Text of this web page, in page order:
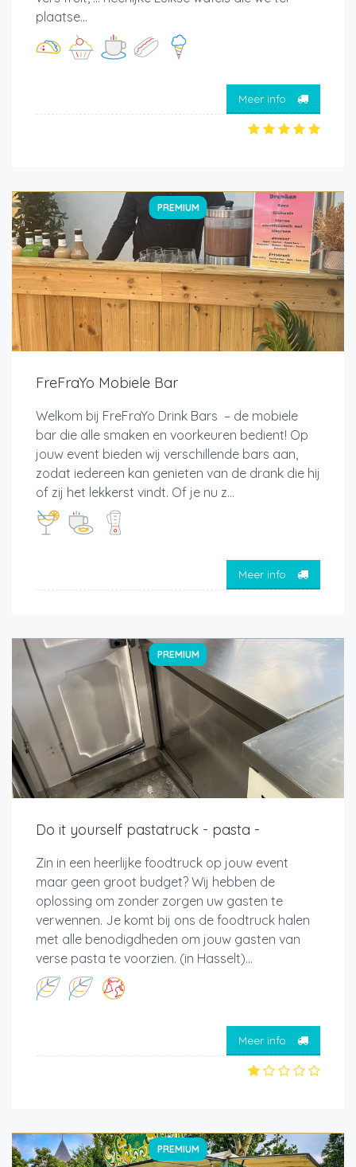
plaatse...
Meer info
PREMIUM
FreFraYo Mobiele Bar
Welkom bij FreFraYo Drink Bars – de mobiele
bar die alle smaken en voorkeuren bedient! Op
jouw event bieden wij verschillende bars aan,
zodat iedereen kan genieten van de drank die hij
of zij het lekkerst vindt. Of je nu z...
Meer info
PREMIUM
Do it yourself pastatruck - pasta -
Zin in een heerlijke foodtruck op jouw event
maar geen groot budget? Wij hebben de
oplossing om zonder zorgen uw gasten te
verwennen. Je komt bij ons de foodtruck halen
met alle benodigdheden om jouw gasten van
verse pasta te voorzien. (in Hasselt)...
Meer info
PREMIUM